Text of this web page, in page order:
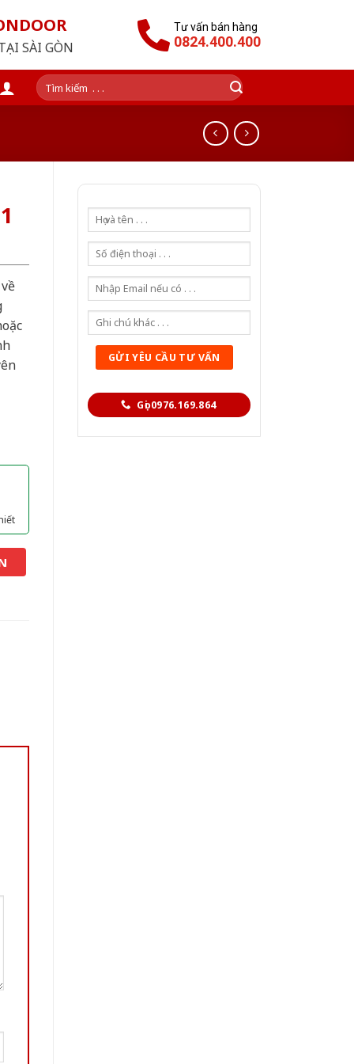
SÀI GÒN
Tư vấn bán hàng
0824.400.400
Tìm
kiếm:
Gọi 0976.169.864